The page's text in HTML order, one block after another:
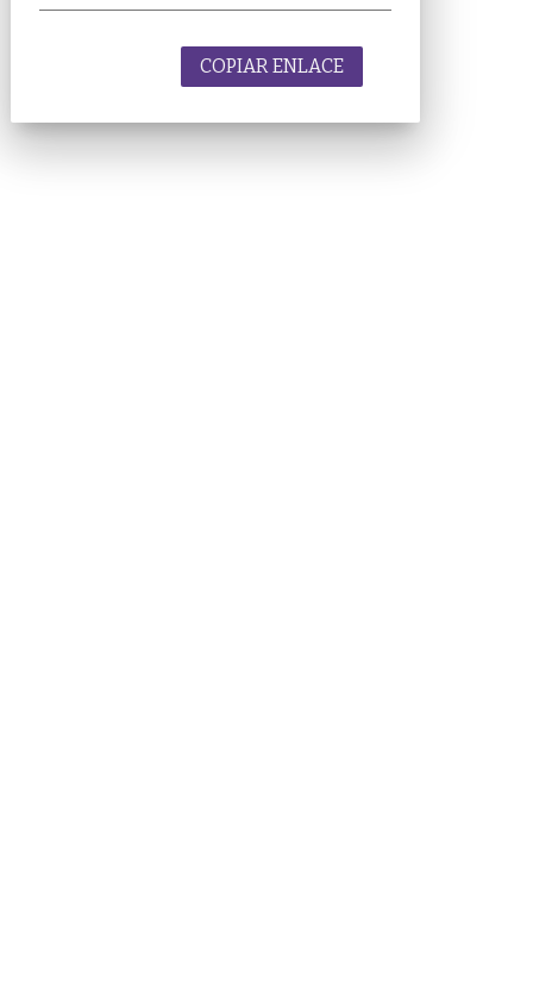
COPIAR ENLACE